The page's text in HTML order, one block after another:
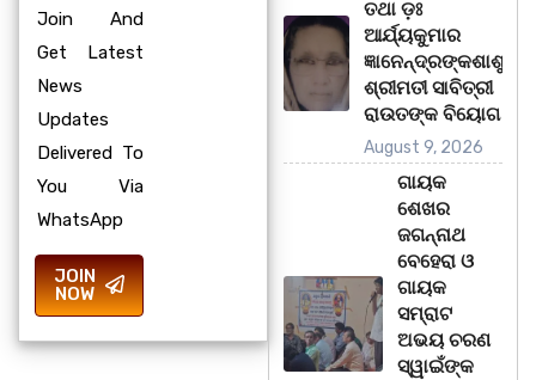
Join And
Get Latest
News
Updates
Delivered To
You Via
WhatsApp
JOIN
NOW
ତଥା ଡ଼ଃ
ଆର୍ଯ୍ୟକୁମାର
ଜ୍ଞାନେନ୍ଦ୍ରଙ୍କଶାଶୁ
ଶ୍ରୀମତୀ ସାବିତ୍ରୀ
ରାଉତଙ୍କ ବିୟୋଗ
August 9, 2026
ଗାୟକ
ଶେଖର
ଜଗନ୍ନାଥ
ବେହେରା ଓ
ଗାୟକ
ସମ୍ରାଟ
ଅଭୟ ଚରଣ
ସ୍ୱାଇଁଙ୍କ